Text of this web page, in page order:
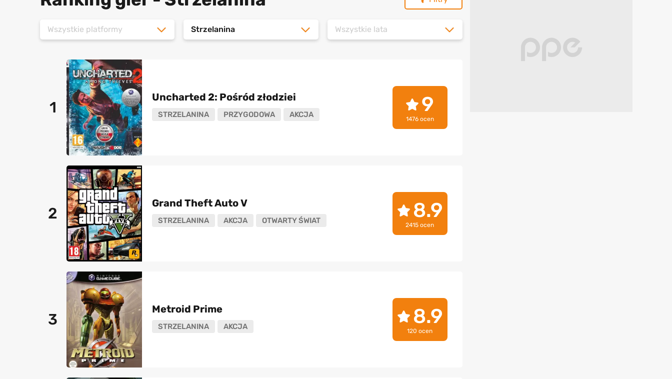
Wszystkie platformy Strzelanina Wszystkie lata
1
Uncharted 2: Pośród złodziei
STRZELANINA PRZYGODOWA AKCJA 9
1476 ocen
2
Grand Theft Auto V
STRZELANINA AKCJA OTWARTY ŚWIAT 8.9
2415 ocen
3
Metroid Prime
STRZELANINA AKCJA 8.9
120 ocen